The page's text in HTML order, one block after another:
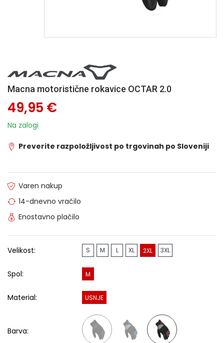
Macna motoristične rokavice OCTAR 2.0
49,95 €
Na zalogi
Preverite razpoložljivost po trgovinah po Sloveniji
Varen nakup
14-dnevno vračilo
Enostavno plačilo
Velikost: S M L XL 2XL 3XL
Spol: M
Material: USNJE
Barva: